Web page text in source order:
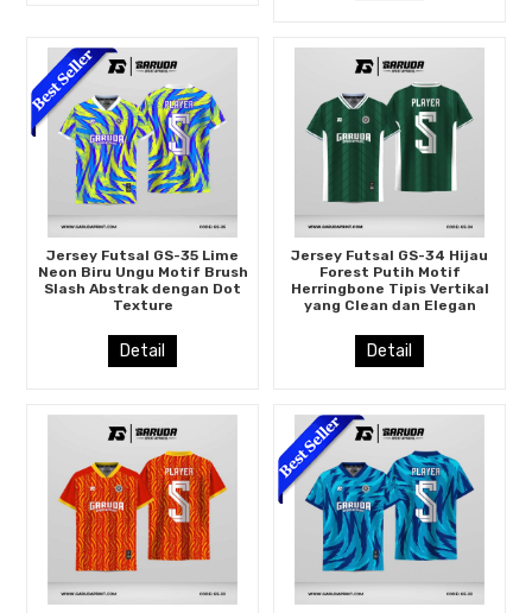
Jersey Futsal GS-35 Lime
Neon Biru Ungu Motif Brush
Slash Abstrak dengan Dot
Texture
Detail
Jersey Futsal GS-34 Hijau
Forest Putih Motif
Herringbone Tipis Vertikal
yang Clean dan Elegan
Detail